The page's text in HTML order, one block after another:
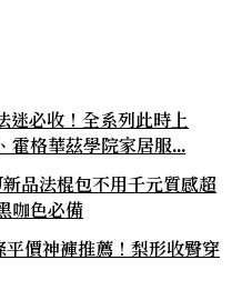
必收！全系列此時上
霍格華茲學院家居服…
品法棍包不用千元質感超
咖色必備
價神褲推薦！梨形收臀穿